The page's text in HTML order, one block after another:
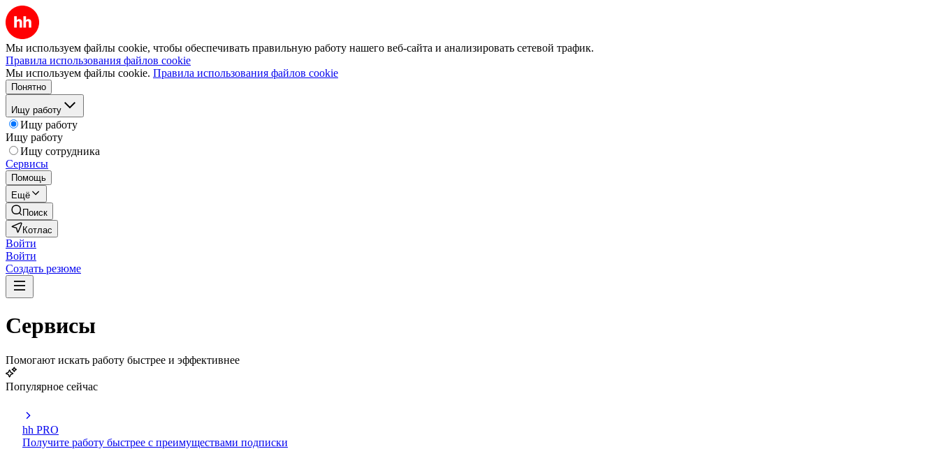
Мы используем файлы cookie, чтобы обеспечивать правильную работу нашего веб-сайта и анализировать сетевой трафик.
Правила использования файлов cookie
Мы используем файлы cookie. Правила использования файлов cookie
Понятно
Ищу работу
Ищу работу
Ищу работу
Ищу сотрудника
Сервисы
Помощь
Ещё
Поиск
Котлас
Войти
Войти
Создать резюме
Сервисы
Помогают искать работу быстрее и эффективнее
Популярное сейчас
hh PRO
Получите работу быстрее с преимуществами подписки